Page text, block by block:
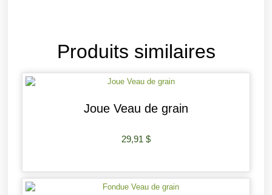
Produits similaires
Joue Veau de grain
29,91 $